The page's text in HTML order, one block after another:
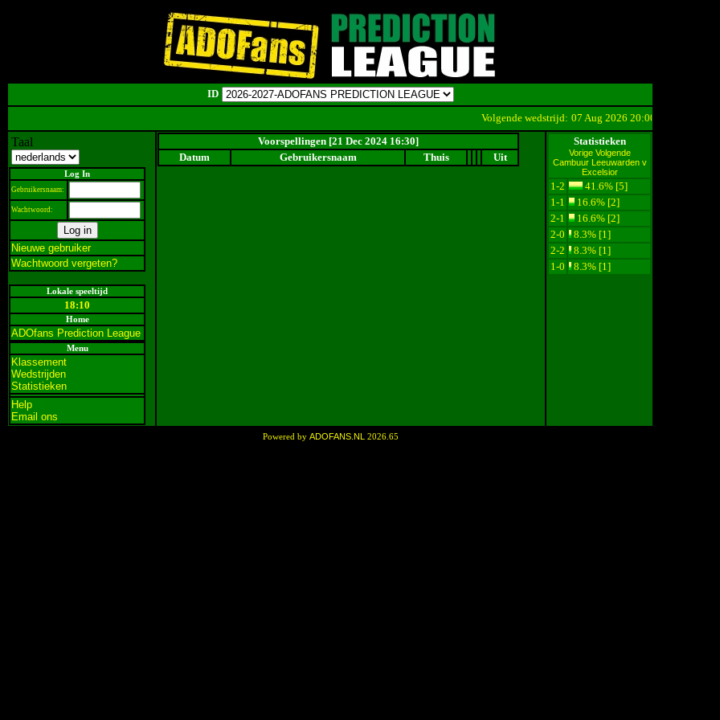
ID
Volgende wedstrijd: 07 Aug 2026 20:00 Cambuur
Taal
Log In
Gebruikersnaam:
Wachtwoord:
Nieuwe gebruiker
Wachtwoord vergeten?
Lokale speeltijd
18:10
Home
ADOfans Prediction League
Menu
Klassement
Wedstrijden
Statistieken
Help
Email ons
Voorspellingen [21 Dec 2024 16:30]
Datum
Gebruikersnaam Thuis Uit
Statistieken
Vorige Volgende
Cambuur Leeuwarden v
Excelsior
1-2
41.6% [5]
1-1
16.6% [2]
2-1
16.6% [2]
2-0
8.3% [1]
2-2
8.3% [1]
1-0
8.3% [1]
Powered by ADOFANS.NL 2026.65